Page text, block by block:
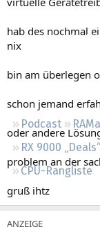
Neueste
Podcast
RX 9000 „Deals“
CPU-Rangliste
hab des nochmal
nix
bin am überlegen
schon jemand
oder andere
problem an der
gruß ihtz